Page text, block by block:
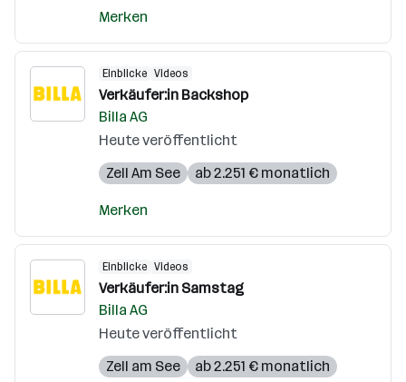
Merken
Einblicke Videos
Verkäufer:in Backshop
Billa AG
Heute veröffentlicht
Zell Am See
ab 2.251 € monatlich
Merken
Einblicke Videos
Verkäufer:in Samstag
Billa AG
Heute veröffentlicht
Zell am See
ab 2.251 € monatlich